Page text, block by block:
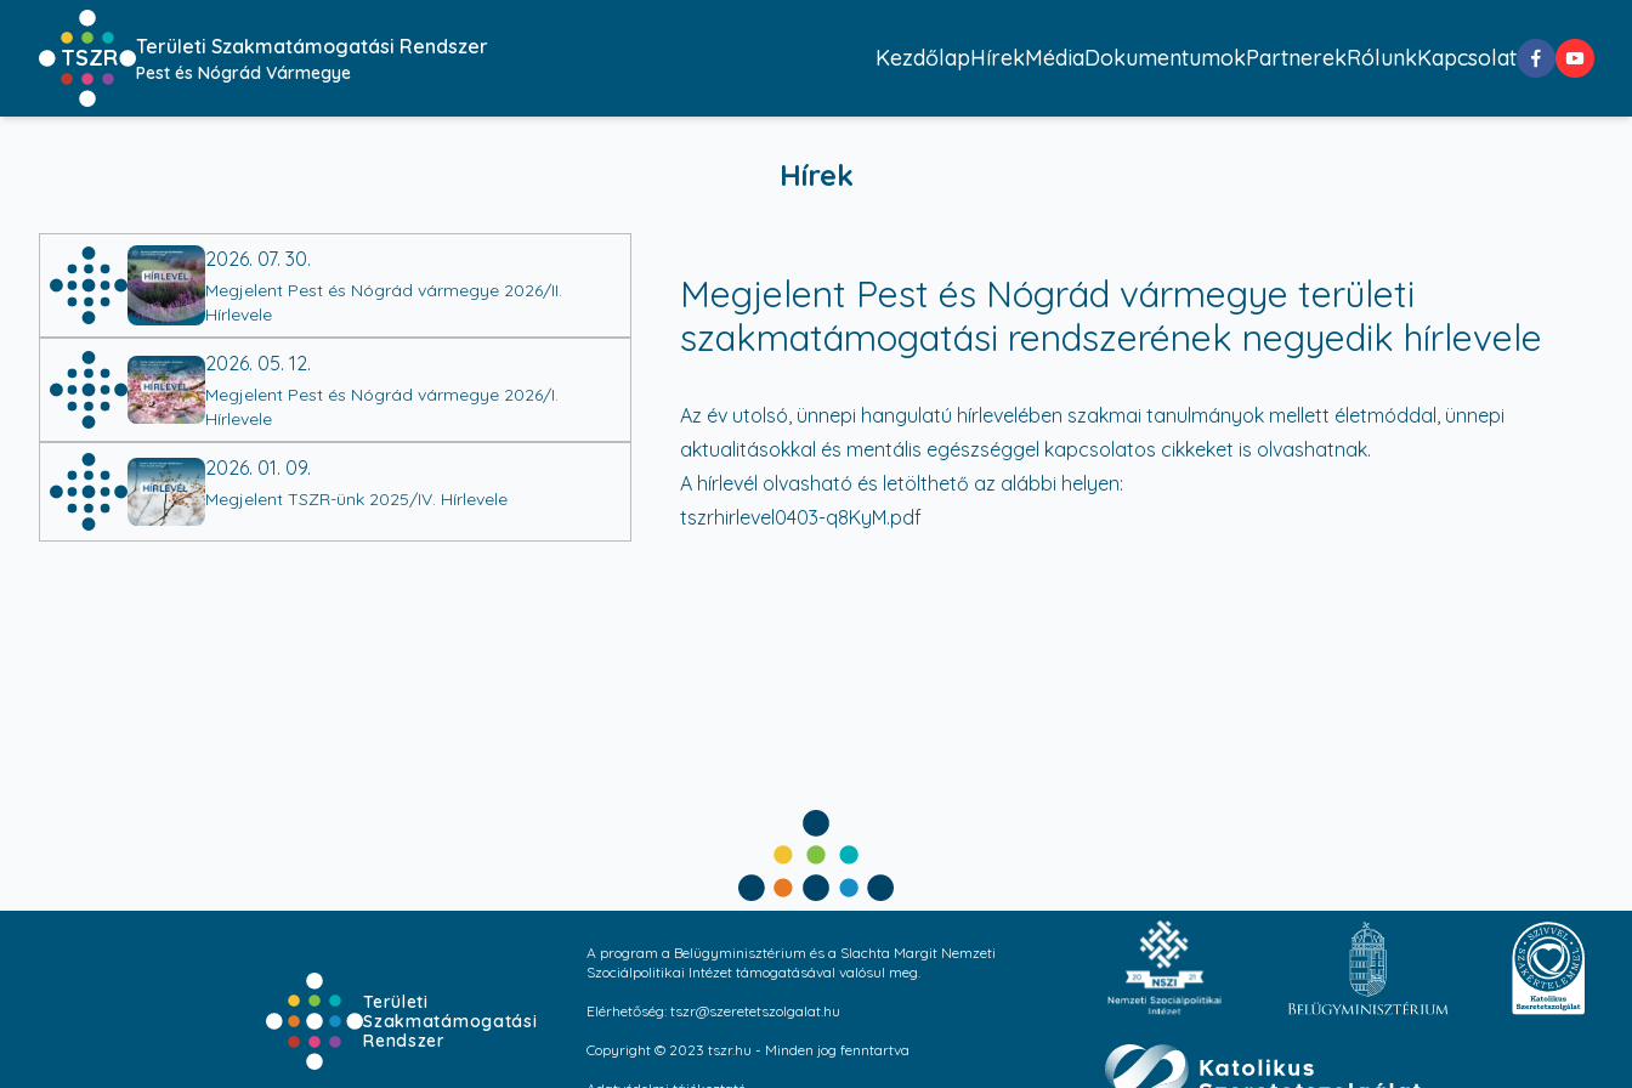
TSZR Területi Szakmatámogatási Rendszer
Pest és Nógrád Vármegye
KezdőlapHírekMédiaDokumentumokPartnerekRólunkKapcsolat
Hírek
2026. 07. 30.
Megjelent Pest és Nógrád vármegye 2026/II.
Hírlevele
2026. 05. 12.
Megjelent Pest és Nógrád vármegye 2026/I.
Hírlevele
2026. 01. 09.
Megjelent TSZR-ünk 2025/IV. Hírlevele
Megjelent Pest és Nógrád vármegye területi
szakmatámogatási rendszerének negyedik hírlevele
Az év utolsó, ünnepi hangulatú hírlevelében szakmai tanulmányok mellett életmóddal, ünnepi
aktualitásokkal és mentális egészséggel kapcsolatos cikkeket is olvashatnak.
A hírlevél olvasható és letölthető az alábbi helyen:
tszrhirlevel0403-q8KyM.pdf
Területi
Szakmatámogatási
Rendszer
A program a Belügyminisztérium és a Slachta Margit Nemzeti
Szociálpolitikai Intézet támogatásával valósul meg.
Elérhetőség: tszr@szeretetszolgalat.hu
Copyright © 2023 tszr.hu - Minden jog fenntartva